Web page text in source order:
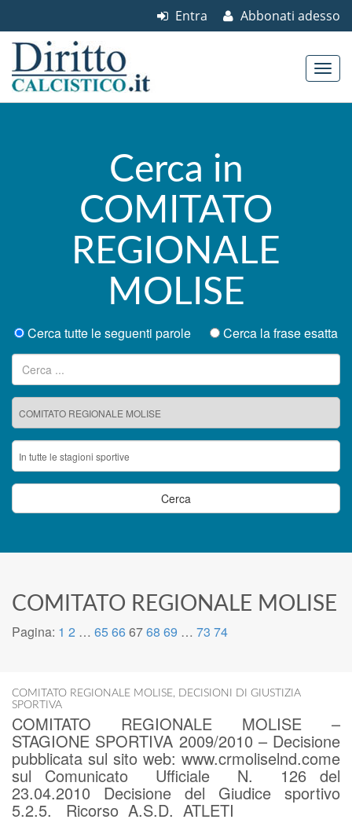
Abbonati adesso
Entra
Cerca in
COMITATO
REGIONALE
MOLISE
Cerca tutte le seguenti parole
Cerca la frase esatta
Ricerca per:
COMITATO REGIONALE MOLISE
Pagina: 1 2 … 65666768 69 … 73 74
COMITATO REGIONALE MOLISE, DECISIONI DI GIUSTIZIA
SPORTIVA
COMITATO REGIONALE MOLISE –
STAGIONE SPORTIVA 2009/2010 – Decisione
pubblicata sul sito web: www.crmoliselnd.come
sul Comunicato Ufficiale N. 126 del
23.04.2010 Decisione del Giudice sportivo
5.2.5. Ricorso A.S.D. ATLETI